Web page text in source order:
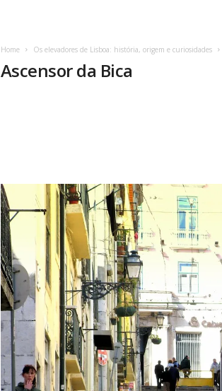
Home Os elevadores de Lisboa: história, origem e curiosidades
Ascensor da Bica